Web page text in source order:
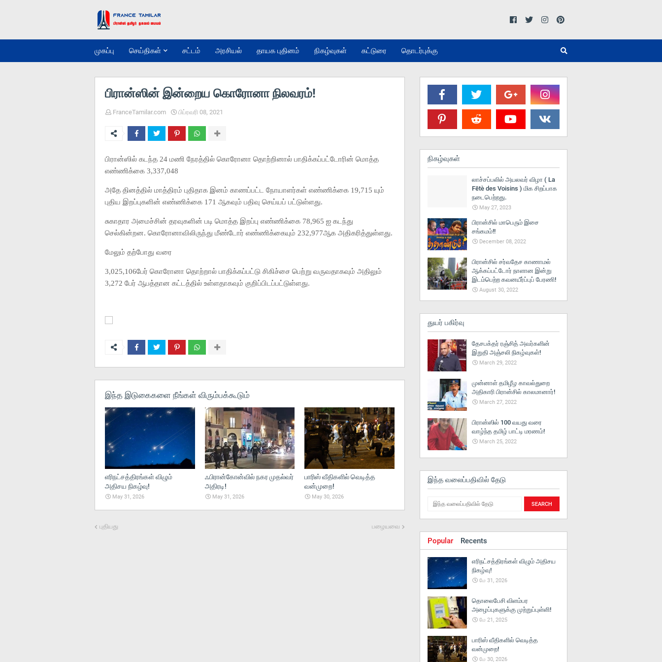
முகப்பு செய்திகள் சட்டம் அரசியல் தாயக புதினம் நிகழ்வுகள் கட்டுரை தொடர்புக்கு
பிரான்ஸின் இன்றைய கொரோனா நிலவரம்!
FranceTamilar.com பிப்ரவரி 08, 2021
பிரான்ஸில் கடந்த 24 மணி நேரத்தில் கொரோனா தொற்றினால் பாதிக்கப்பட்டோரின் மொத்த
எண்ணிக்கை 3,337,048
அதே தினத்தில் மாத்திரம் புதிதாக இனம் காணப்பட்ட நோயாளர்கள் எண்ணிக்கை 19,715 யும்
புதிய இறப்புகளின் எண்ணிக்கை 171 ஆகவும் பதிவு செய்யப் பட்டுள்ளது.
சுகாதார அமைச்சின் தரவுகளின் படி மொத்த இறப்பு எண்ணிக்கை 78,965 ஐ கடந்து
செல்கின்றன. கொரோனாவிலிருந்து மீண்டோர் எண்ணிக்கையும் 232,977ஆக அதிகரித்துள்ளது.
மேலும் தற்போது வரை
3,025,106பேர் கொரோனா தொற்றால் பாதிக்கப்பட்டு சிகிச்சை பெற்று வருவதாகவும் அதிலும்
3,272 பேர் ஆபத்தான கட்டத்தில் உள்ளதாகவும் குறிப்பிடப்பட்டுள்ளது.
இந்த இடுகைகளை நீங்கள் விரும்பக்கூடும்
எரிநட்சத்திரங்கள் விழும்
அதிசய நிகழ்வு!
May 31, 2026
ஃபிரான்கோன்வில் நகர முதல்வர்
அதிரடி!
May 31, 2026
பாரிஸ் வீதிகளில் வெடித்த
வன்முறை!
May 30, 2026
புதியது பழையவை
நிகழ்வுகள்
லாச்சப்பலில் அயலவர் விழா ( La
Fētè des Voisins ) மிக சிறப்பாக
நடைபெற்றது.
May 27, 2023
பிரான்சில் மாபெரும் இசை
சங்கமம்!!
December 08, 2022
பிரான்சில் சர்வதேச காணாமல்
ஆக்கப்பட்டோர் நாளான இன்று
இடம்பெற்ற கவனயீர்ப்புப் பேரணி!
August 30, 2022
துயர் பகிர்வு
தேசபக்தர் ரஞ்சித் அவர்களின்
இறுதி அஞ்சலி நிகழ்வுகள்!
March 29, 2022
முன்னாள் தமிழீழ காவல்துறை
அதிகாரி பிரான்சில் காலமானார்!
March 27, 2022
பிரான்ஸில் 100 வயது வரை
வாழ்ந்த தமிழ் பாட்டி மரணம்!
March 25, 2022
இந்த வலைப்பதிவில் தேடு
Popular Recents
எரிநட்சத்திரங்கள் விழும் அதிசய
நிகழ்வு!
மே 31, 2026
தொலைபேசி விளம்பர
அழைப்புகளுக்கு முற்றுப்புள்ளி!
மே 21, 2025
பாரிஸ் வீதிகளில் வெடித்த
வன்முறை!
மே 30, 2026